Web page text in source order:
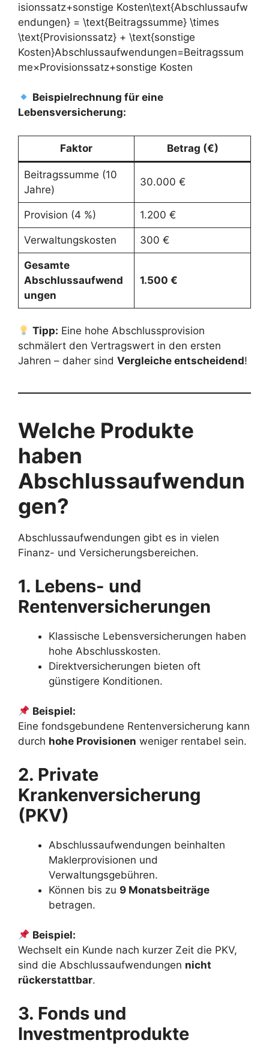
isionssatz+sonstige Kosten\text{Abschlussaufw
endungen} = \text{Beitragssumme} \times
\text{Provisionssatz} + \text{sonstige
Kosten}Abschlussaufwendungen=Beitragssum
me×Provisionssatz+sonstige Kosten
Beispielrechnung für eine
Lebensversicherung:
Faktor Betrag (€)
Beitragssumme (10
Jahre)
30.000 €
Provision (4 %) 1.200 €
Verwaltungskosten 300 €
Gesamte
Abschlussaufwend
ungen
1.500 €
Tipp: Eine hohe Abschlussprovision
schmälert den Vertragswert in den ersten
Jahren – daher sind Vergleiche entscheidend!
Welche Produkte
haben
Abschlussaufwendun
gen?
Abschlussaufwendungen gibt es in vielen
Finanz- und Versicherungsbereichen.
1. Lebens- und
Rentenversicherungen
Klassische Lebensversicherungen haben
hohe Abschlusskosten.
Direktversicherungen bieten oft
günstigere Konditionen.
Beispiel:
Eine fondsgebundene Rentenversicherung kann
durch hohe Provisionen weniger rentabel sein.
2. Private
Krankenversicherung
(PKV)
Abschlussaufwendungen beinhalten
Maklerprovisionen und
Verwaltungsgebühren.
Können bis zu 9 Monatsbeiträge
betragen.
Beispiel:
Wechselt ein Kunde nach kurzer Zeit die PKV,
sind die Abschlussaufwendungen nicht
rückerstattbar.
3. Fonds und
Investmentprodukte